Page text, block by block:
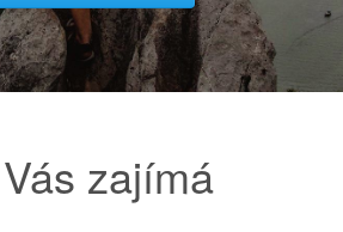
zajímá